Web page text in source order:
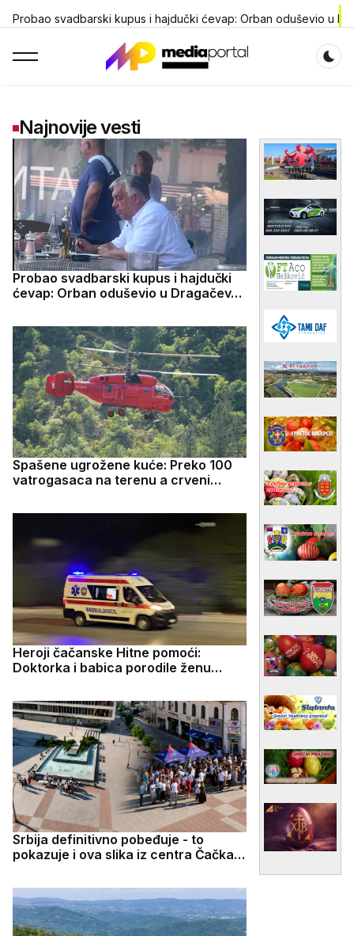
Probao svadbarski kupus i hajdučki ćevap: Orban oduševio u
Najnovije vesti
Probao svadbarski kupus i hajdučki
ćevap: Orban oduševio u Dragačevu,
telohranitelja
Spašene ugrožene kuće: Preko 100
vatrogasaca na terenu a crveni
iz doline Ibra, vatra zahvatila 80
Heroji čačanske Hitne pomoći:
Doktorka i babica porodile ženu
Srbija definitivno pobeđuje - to
pokazuje i ova slika iz centra Čačka:
pristalice SNS i studentskog pokreta